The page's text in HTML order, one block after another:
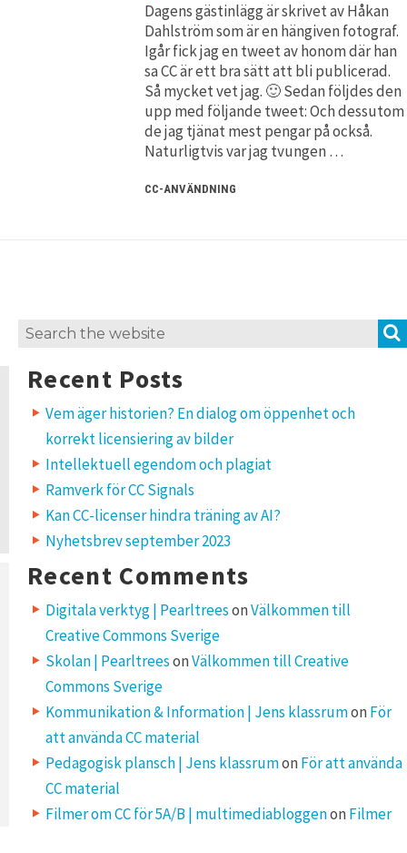
Dagens gästinlägg är skrivet av Håkan
Dahlström som är en hängiven fotograf.
Igår fick jag en tweet av honom där han
sa CC är ett bra sätt att bli publicerad.
Så mycket vet jag. 🙂 Sedan följdes den
upp med följande tweet: Och dessutom
de jag tjänat mest pengar på också.
Naturligtvis var jag tvungen …
CC-ANVÄNDNING
Search
Recent Posts
Vem äger historien? En dialog om öppenhet och
korrekt licensiering av bilder
Intellektuell egendom och plagiat
Ramverk för CC Signals
Kan CC-licenser hindra träning av AI?
Nyhetsbrev september 2023
Recent Comments
Digitala verktyg | PearltreesonVälkommen till
Creative Commons Sverige
Skolan | PearltreesonVälkommen till Creative
Commons Sverige
Kommunikation & Information | Jens klassrumon För
att använda CC material
Pedagogisk plansch | Jens klassrumon För att använda
CC material
Filmer om CC för 5A/B | multimediabloggenon Filmer